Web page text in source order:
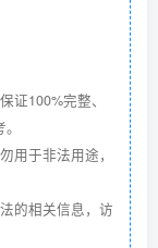
证100%完整、
用于非法用途，
的相关信息，访